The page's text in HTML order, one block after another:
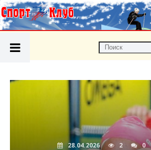
28.04.2026 2 0